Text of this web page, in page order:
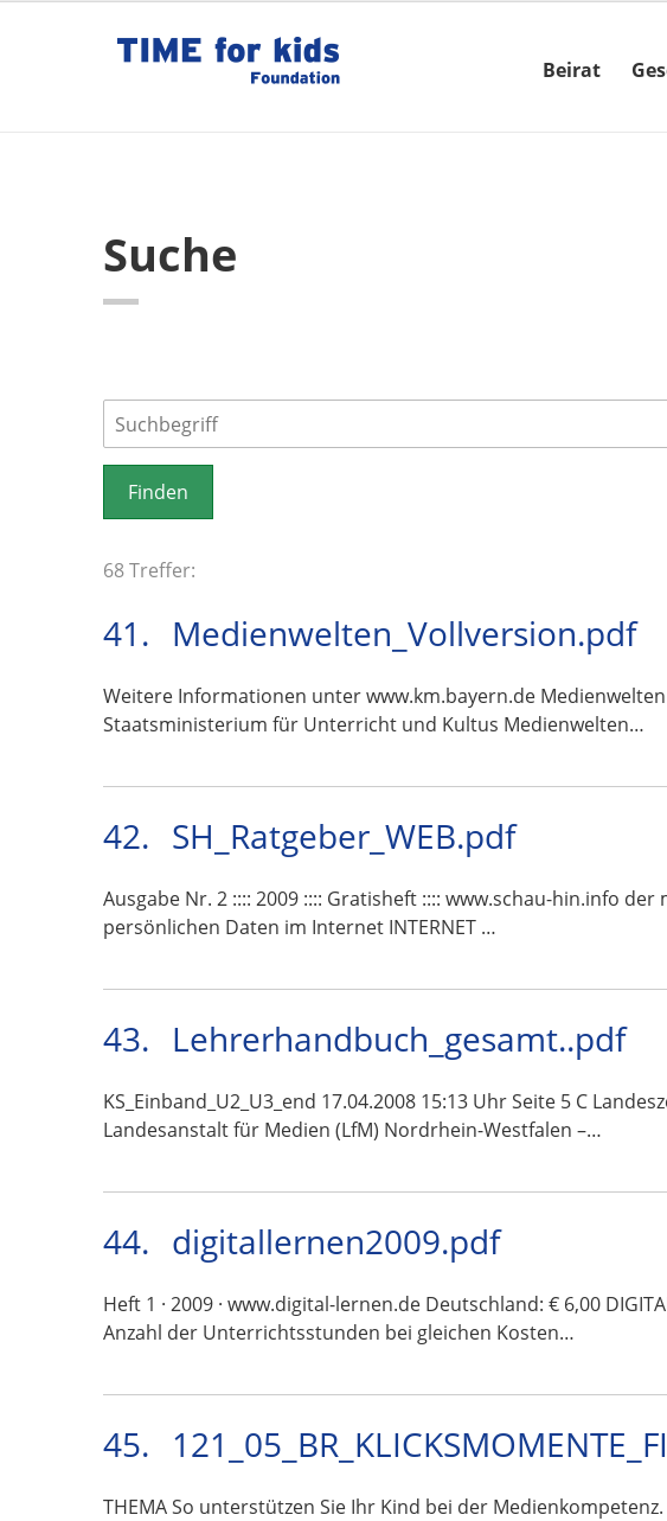
Beirat
Suche
68 Treffer:
41. Medienwelten_Vollversion.pdf
Weitere Informationen unter www.km.bayern.de
Staatsministerium für Unterricht und Kultus Medienwelten…
42. SH_Ratgeber_WEB.pdf
Ausgabe Nr. 2 :::: 2009 :::: Gratisheft :::: www.schau-hin.info
persönlichen Daten im Internet INTERNET …
43. Lehrerhandbuch_gesamt..pdf
KS_Einband_U2_U3_end 17.04.2008 15:13 Uhr Seite 5 C
Landesanstalt für Medien (LfM) Nordrhein-Westfalen –…
44. digitallernen2009.pdf
Heft 1 · 2009 · www.digital-lernen.de Deutschland: € 6,00
Anzahl der Unterrichtsstunden bei gleichen Kosten…
45.
THEMA So unterstützen Sie Ihr Kind bei der